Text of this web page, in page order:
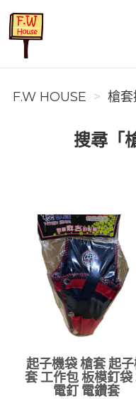
F.W House
F.W HOUSE 槍套
搜尋「
起子機袋 槍套 起
套 工作包 板模釘袋
電釘 電鑽套